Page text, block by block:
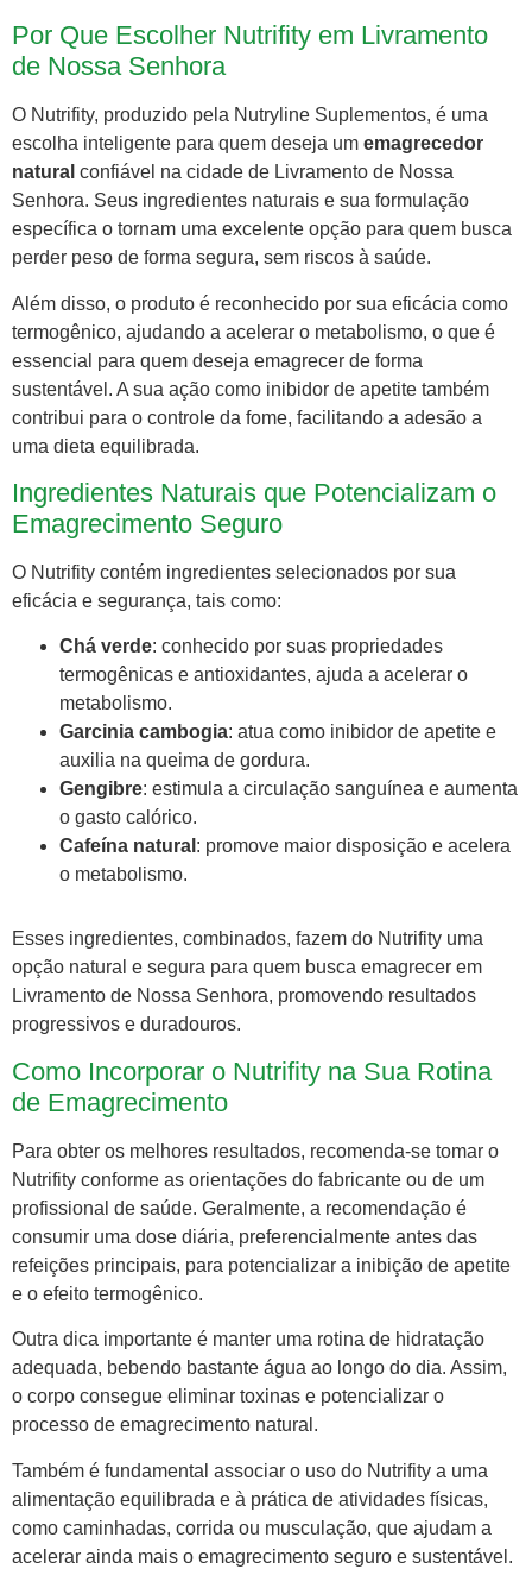
Por Que Escolher Nutrifity em Livramento
de Nossa Senhora
O Nutrifity, produzido pela Nutryline Suplementos, é uma
escolha inteligente para quem deseja um emagrecedor
natural confiável na cidade de Livramento de Nossa
Senhora. Seus ingredientes naturais e sua formulação
específica o tornam uma excelente opção para quem busca
perder peso de forma segura, sem riscos à saúde.
Além disso, o produto é reconhecido por sua eficácia como
termogênico, ajudando a acelerar o metabolismo, o que é
essencial para quem deseja emagrecer de forma
sustentável. A sua ação como inibidor de apetite também
contribui para o controle da fome, facilitando a adesão a
uma dieta equilibrada.
Ingredientes Naturais que Potencializam o
Emagrecimento Seguro
O Nutrifity contém ingredientes selecionados por sua
eficácia e segurança, tais como:
Chá verde: conhecido por suas propriedades
termogênicas e antioxidantes, ajuda a acelerar o
metabolismo.
Garcinia cambogia: atua como inibidor de apetite e
auxilia na queima de gordura.
Gengibre: estimula a circulação sanguínea e aumenta
o gasto calórico.
Cafeína natural : promove maior disposição e acelera
o metabolismo.
Esses ingredientes, combinados, fazem do Nutrifity uma
opção natural e segura para quem busca emagrecer em
Livramento de Nossa Senhora, promovendo resultados
progressivos e duradouros.
Como Incorporar o Nutrifity na Sua Rotina
de Emagrecimento
Para obter os melhores resultados, recomenda-se tomar o
Nutrifity conforme as orientações do fabricante ou de um
profissional de saúde. Geralmente, a recomendação é
consumir uma dose diária, preferencialmente antes das
refeições principais, para potencializar a inibição de apetite
e o efeito termogênico.
Outra dica importante é manter uma rotina de hidratação
adequada, bebendo bastante água ao longo do dia. Assim,
o corpo consegue eliminar toxinas e potencializar o
processo de emagrecimento natural.
Também é fundamental associar o uso do Nutrifity a uma
alimentação equilibrada e à prática de atividades físicas,
como caminhadas, corrida ou musculação, que ajudam a
acelerar ainda mais o emagrecimento seguro e sustentável.